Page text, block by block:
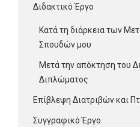
Διδακτικό Έργο
Κατά τη διάρκεια των
Σπουδών μου
Μετά την απόκτηση του
Διπλώματος
Επίβλεψη Διατριβών και
Συγγραφικό Έργο